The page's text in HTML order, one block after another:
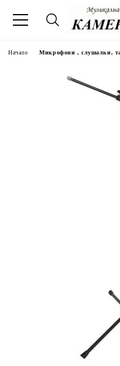
Начало Микрофони , слушалки,